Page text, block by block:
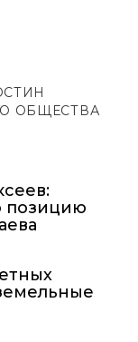
ОБЩЕСТВА
позицию